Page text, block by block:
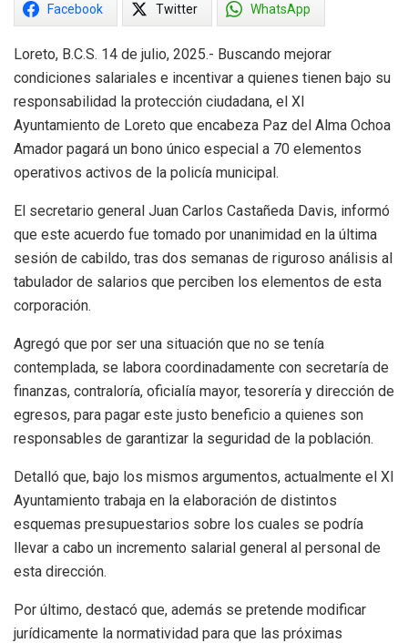
Facebook Twitter WhatsApp
Loreto, B.C.S. 14 de julio, 2025.- Buscando mejorar
condiciones salariales e incentivar a quienes tienen bajo su
responsabilidad la protección ciudadana, el XI
Ayuntamiento de Loreto que encabeza Paz del Alma Ochoa
Amador pagará un bono único especial a 70 elementos
operativos activos de la policía municipal.
El secretario general Juan Carlos Castañeda Davis, informó
que este acuerdo fue tomado por unanimidad en la última
sesión de cabildo, tras dos semanas de riguroso análisis al
tabulador de salarios que perciben los elementos de esta
corporación.
Agregó que por ser una situación que no se tenía
contemplada, se labora coordinadamente con secretaría de
finanzas, contraloría, oficialía mayor, tesorería y dirección de
egresos, para pagar este justo beneficio a quienes son
responsables de garantizar la seguridad de la población.
Detalló que, bajo los mismos argumentos, actualmente el XI
Ayuntamiento trabaja en la elaboración de distintos
esquemas presupuestarios sobre los cuales se podría
llevar a cabo un incremento salarial general al personal de
esta dirección.
Por último, destacó que, además se pretende modificar
jurídicamente la normatividad para que las próximas